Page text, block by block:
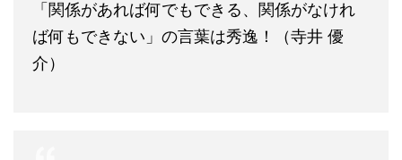
「関係があれば何でもできる、関係がなけれ
ば何もできない」の言葉は秀逸！（寺井 優
介）